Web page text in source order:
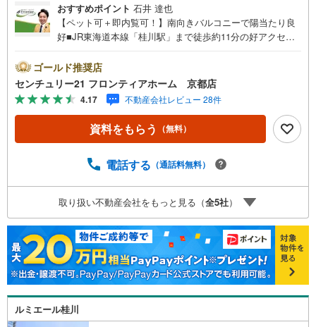
おすすめポイント 石井 達也
【ペット可＋即内覧可！】南向きバルコニーで陽当たり良
好■JR東海道本線「桂川駅」まで徒歩約11分の好アクセス
でお子様の通学も安心 特徴・126戸の大規模マンションで
す・和室があり落ち着いた間取りです・エレベーターがあ
り重い荷物があっても安心です 立地・大薮小学校まで徒歩
約7分・久世中学校まで徒歩約14分 弊社が選ばれる理由 1.
お金の扱い方のプロ、ファイナンシャルプランナーが資金
計画をサポート！2.買い替えなどにも対応できる売却専門
低金利になるように審査が可能！4.物件のお引渡し後に必
ーがご提案！5.定期的にご連絡を繋ぎ、有事の際に迅速に
サポートいたします弊社は専門家同士が連携をとっている
ため、より多くの知見がございます。お気軽にお問合せく
ださい！
ゴールド推奨店
センチュリー21 フロンティアホーム 京都店
4.17 不動産会社レビュー 28件
資料をもらう （無料）
電話する （通話料無料）
取り扱い不動産会社をもっと見る（全5社）
ルミエール桂川